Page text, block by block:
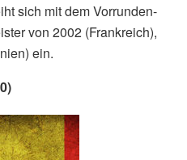
sich mit dem Vorrunden-
von 2002 (Frankreich),
ein.